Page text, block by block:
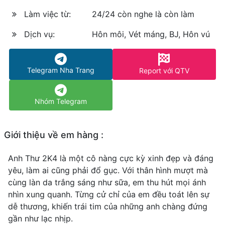
Làm việc từ:
24/24 còn nghe là còn làm
Dịch vụ:
Hôn môi, Vét máng, BJ, Hôn vú
Telegram Nha Trang Report với QTV
Nhóm Telegram
Giới thiệu về em hàng :
Anh Thư 2K4 là một cô nàng cực kỳ xinh đẹp và đáng
yêu, làm ai cũng phải đổ gục. Với thân hình mượt mà
cùng làn da trắng sáng như sữa, em thu hút mọi ánh
nhìn xung quanh. Từng cử chỉ của em đều toát lên sự
dễ thương, khiến trái tim của những anh chàng đứng
gần như lạc nhịp.